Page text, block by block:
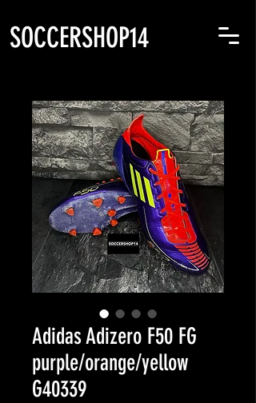
SOCCERSHOP14
Adidas Adizero F50 FG
purple/orange/yellow
G40339